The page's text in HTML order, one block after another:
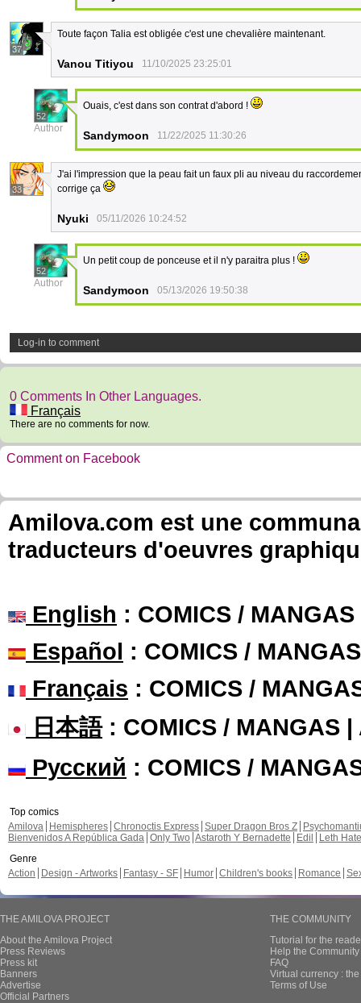
37
Toute façon Talia est obligée c'est une chevalière maintenant.
Vanou Titiyou 11/10/2025 23:25:01
52
Author
Ouais, c'est dans son contrat d'abord !
Sandymoon 11/22/2025 11:30:26
33
J'ai l'impression que la peau fait un faux pli au niveau du
corrige ça
Nyuki 05/11/2026 10:24:52
52
Author
Un petit coup de ponceuse et il n'y paraitra plus !
Sandymoon 05/13/2026 19:50:38
Log-in to comment
0 Comments In Other Languages.
Français
There are no comments for now.
Comment on Facebook
Amilova.com est une
traducteurs d'oeuvres
English : COMICS /
Español : COMICS /
Français : COMICS /
日本語: COMICS / MANGAS |
Русский : COMICS /
Top comics
Amilova
Hemispheres Chronoctis Express Super Dragon Bros Z
Bienvenidos A República Gada Only Two Astaroth Y Bernadette Edil
Leth Hate
Genre
Action
Design - Artworks Fantasy - SF Humor Children's books Romance
THE AMILOVA PROJECT
About the Amilova Project
Press Reviews
Press kit
Banners
Advertise
Official Partners
THE COMMUNITY
Tutorial for the
Help the
FAQ
Virtual currency :
Terms of Use